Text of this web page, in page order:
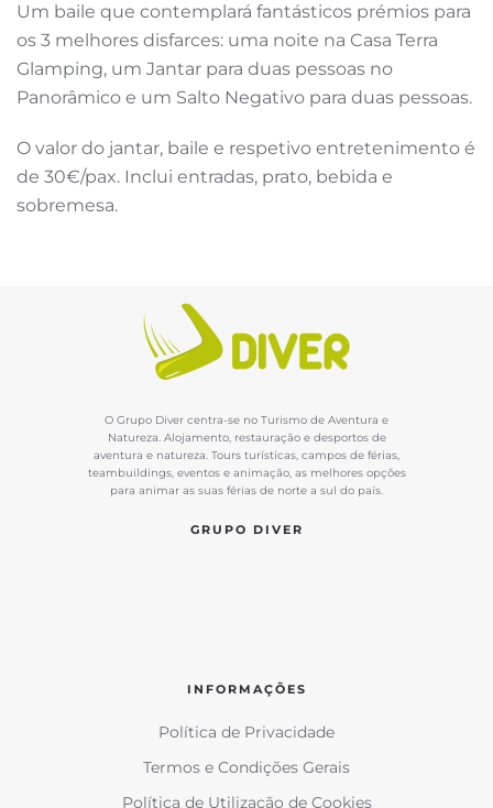
Um baile que contemplará fantásticos prémios para
os 3 melhores disfarces: uma noite na Casa Terra
Glamping, um Jantar para duas pessoas no
Panorâmico e um Salto Negativo para duas pessoas.
O valor do jantar, baile e respetivo entretenimento é
de 30€/pax. Inclui entradas, prato, bebida e
sobremesa.
O Grupo Diver centra-se no Turismo de Aventura e
Natureza. Alojamento, restauração e desportos de
aventura e natureza. Tours turísticas, campos de férias,
teambuildings, eventos e animação, as melhores opções
para animar as suas férias de norte a sul do país.
GRUPO DIVER
INFORMAÇÕES
Política de Privacidade
Termos e Condições Gerais
Política de Utilização de Cookies